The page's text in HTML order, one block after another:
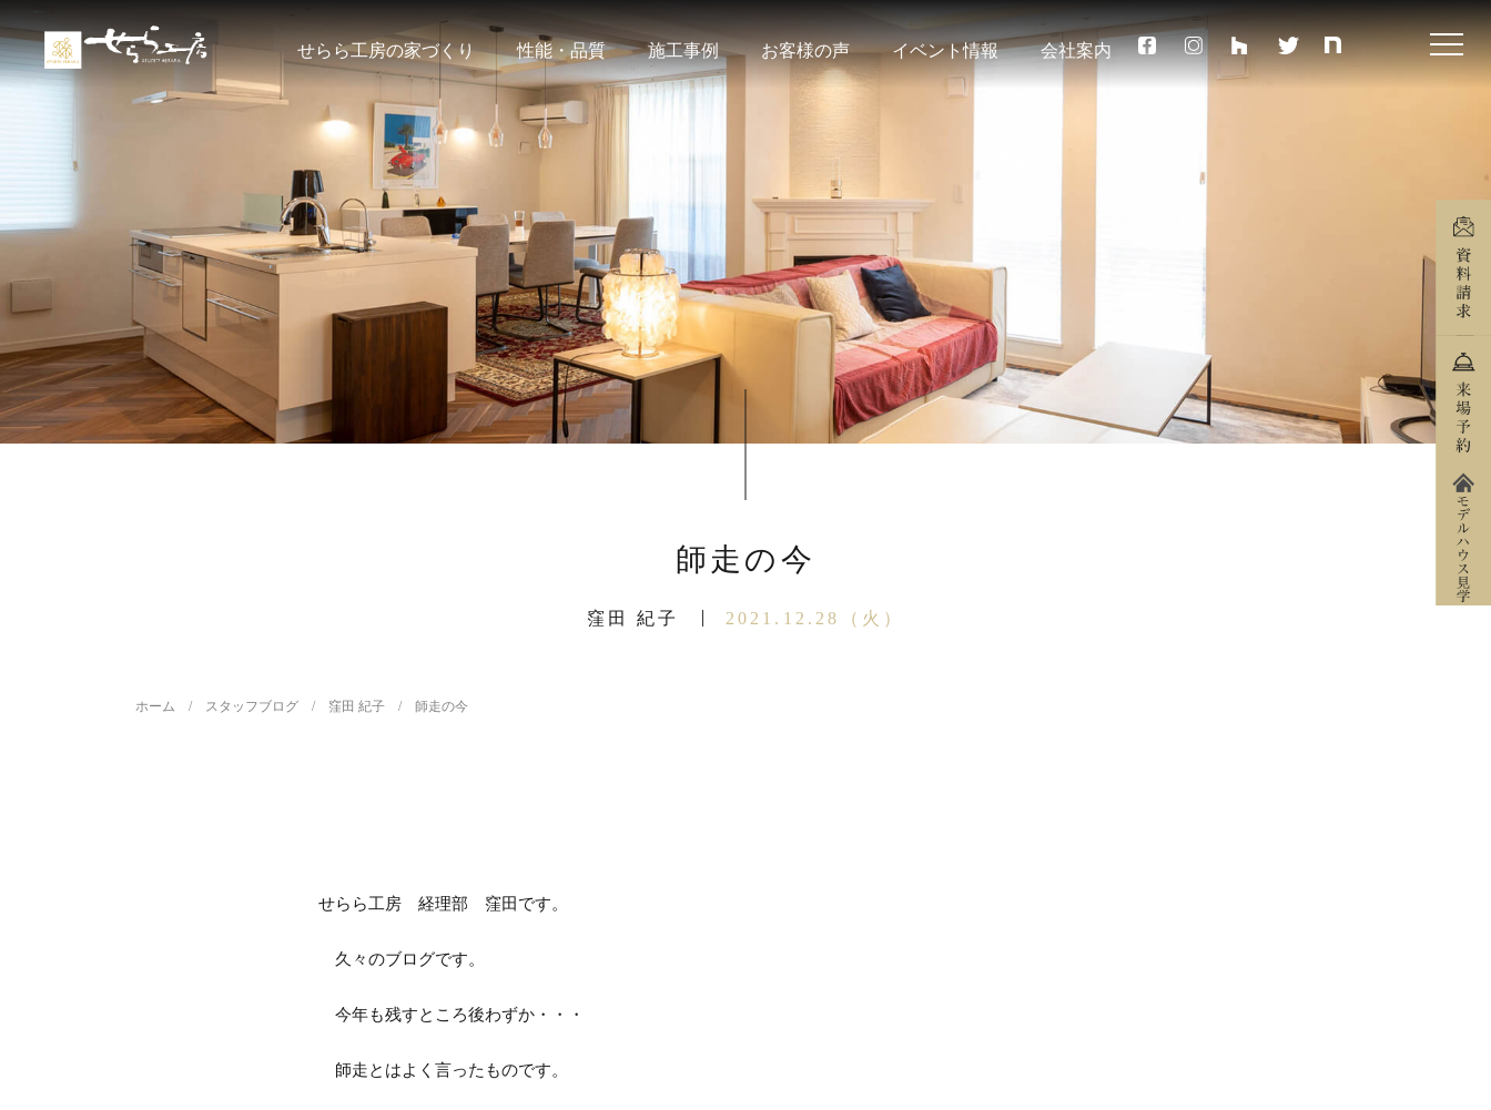
せらら工房の家づくり 性能・品質 施工事例 お客様の声 イベント情報 会社案内
師走の今
窪田 紀子 2021.12.28（火）
ホーム スタッフブログ 窪田 紀子 師走の今
せらら工房 経理部 窪田です。
久々のブログです。
今年も残すところ後わずか・・・
師走とはよく言ったものです。